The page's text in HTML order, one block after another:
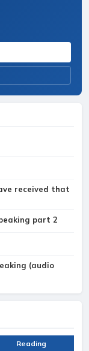
received that
part 2
(audio
Reading